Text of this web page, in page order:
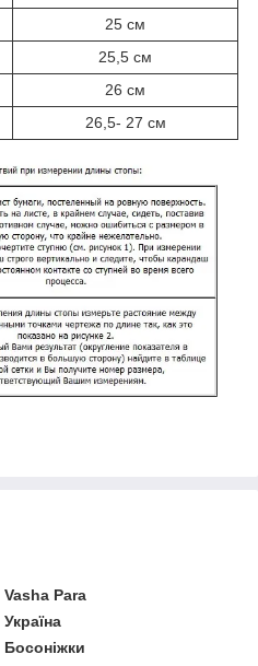
25 см
25,5 см
26 см
26,5- 27 см
Vasha Para
Україна
Босоніжки